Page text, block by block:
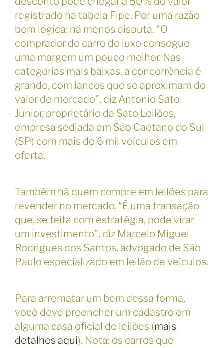
registrado na tabela Fipe. Por uma razão
bem lógica: há menos disputa. “O
comprador de carro de luxo consegue
uma margem um pouco melhor. Nas
categorias mais baixas, a concorrência é
grande, com lances que se aproximam do
valor de mercado”, diz Antonio Sato
Junior, proprietário da Sato Leilões,
empresa sediada em São Caetano do Sul
(SP) com mais de 6 mil veículos em
oferta.
Também há quem compre em leilões para
revender no mercado. “É uma transação
que, se feita com estratégia, pode virar
um investimento”, diz Marcelo Miguel
Rodrigues dos Santos, advogado de São
Paulo especializado em leilão de veículos.
Para arrematar um bem dessa forma,
você deve preencher um cadastro em
alguma casa oficial de leilões (mais
detalhes aqui). Nota: os carros que